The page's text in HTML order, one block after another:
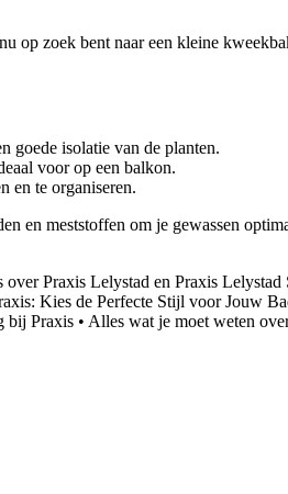
op zoek bent naar een kleine
goede isolatie van de planten.
voor op een balkon.
en te organiseren.
meststoffen om je gewassen
over Praxis Lelystad en Praxis Lelystad
Kies de Perfecte Stijl voor Jouw
bij Praxis • Alles wat je moet weten